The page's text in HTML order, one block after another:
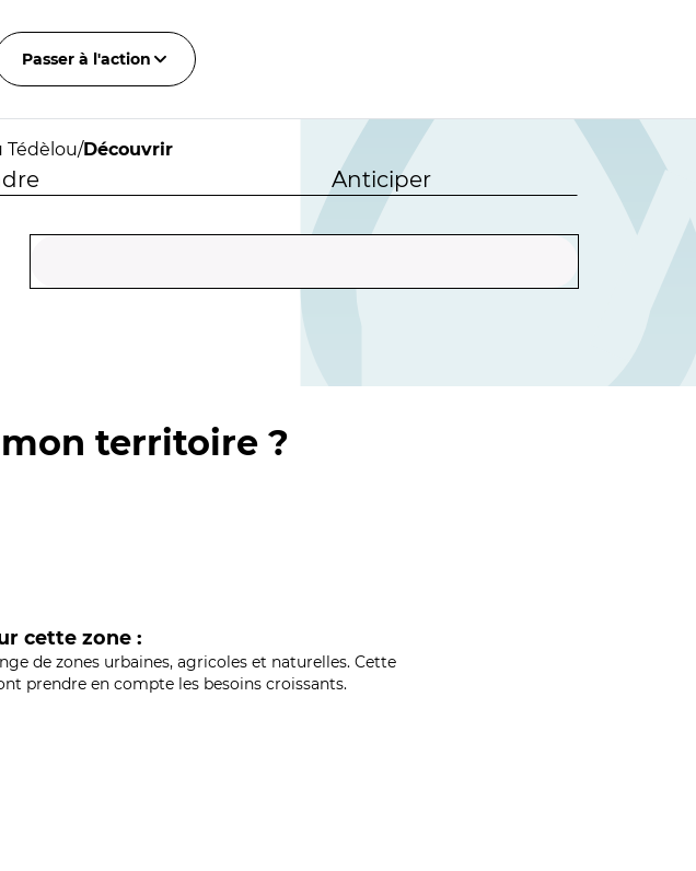
Passer à l'action
Tédèlou/Découvrir
Anticiper
territoire ?
cette zone :
de zones urbaines, agricoles et naturelles. Cette
prendre en compte les besoins croissants.